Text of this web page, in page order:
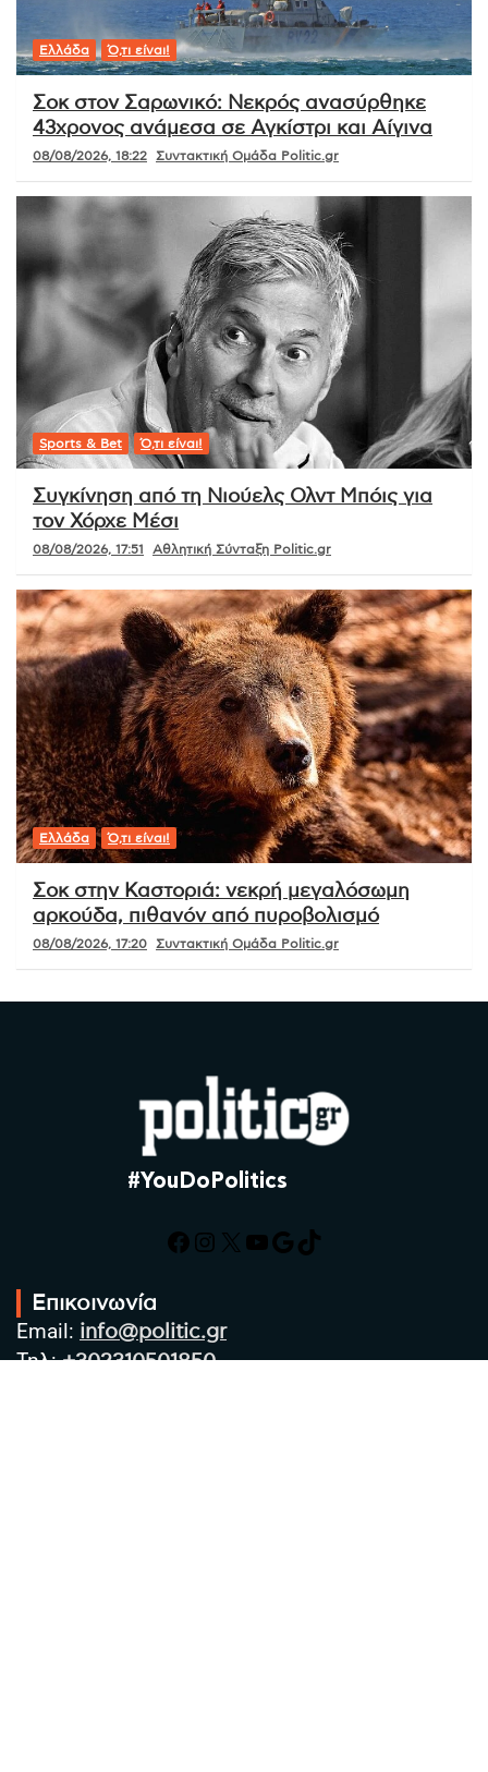
Ελλάδα Ό,τι είναι!
Σοκ στον Σαρωνικό: Νεκρός ανασύρθηκε
43χρονος ανάμεσα σε Αγκίστρι και Αίγινα
08/08/2026, 18:22 Συντακτική Ομάδα Politic.gr
Sports & Bet Ό,τι είναι!
Συγκίνηση από τη Νιούελς Ολντ Μπόις για
τον Χόρχε Μέσι
08/08/2026, 17:51 Αθλητική Σύνταξη Politic.gr
Ελλάδα Ό,τι είναι!
Σοκ στην Καστοριά: νεκρή μεγαλόσωμη
αρκούδα, πιθανόν από πυροβολισμό
08/08/2026, 17:20 Συντακτική Ομάδα Politic.gr
#YouDoPolitics
Facebook
Instagram
X YouTube
Google
TikTok
Επικοινωνία
Email: info@politic.gr
Τηλ:+302310501850